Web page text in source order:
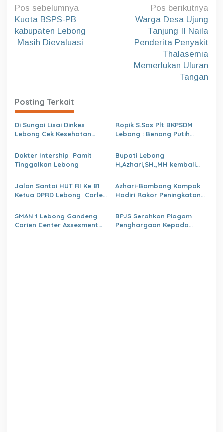
N
a
v
i
i
p
o
Pos sebelumnya
Kuota BSPS-PB
kabupaten Lebong
Masih Dievaluasi
Pos berikutnya
Warga Desa Ujung
Tanjung II Naila
Penderita Penyakit
Thalasemia
Memerlukan Uluran
Tangan
Posting Terkait
Di Sungai Lisai Dinkes
Lebong Cek Kesehatan
Ropik S.Sos Plt BKPSDM
Lebong : Benang Putih
dan Isu Buruk Pelayanan
BKPSDM
Dokter Intership Pamit
Tinggalkan Lebong
Bupati Lebong
H,Azhari,SH.,MH kembali
Jalan Santai HUT RI Ke 81
Ketua DPRD Lebong Carles
Israwati Makmur SM
Azhari-Bambang Kompak
Hadiri Rakor Peningkatan
kabupaten Lebong Tahun
2026
SMAN 1 Lebong Gandeng
Corien Center Assesment
BPJS Serahkan Piagam
Penghargaan Kepada